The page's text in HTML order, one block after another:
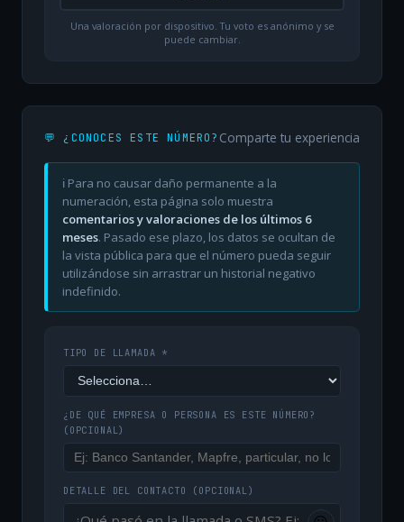
Una valoración por dispositivo. Tu voto es anónimo y se
puede cambiar.
💬 ¿CONOCES ESTE NÚMERO? Comparte tu experiencia
ℹ️ Para no causar daño permanente a la
numeración, esta página solo muestra
comentarios y valoraciones de los últimos 6
meses. Pasado ese plazo, los datos se ocultan de
la vista pública para que el número pueda seguir
utilizándose sin arrastrar un historial negativo
indefinido.
TIPO DE LLAMADA *
¿DE QUÉ EMPRESA O PERSONA ES ESTE NÚMERO?
(OPCIONAL)
DETALLE DEL CONTACTO (OPCIONAL)